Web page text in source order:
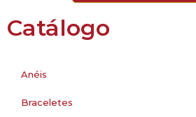
Catálogo
Anéis
Braceletes